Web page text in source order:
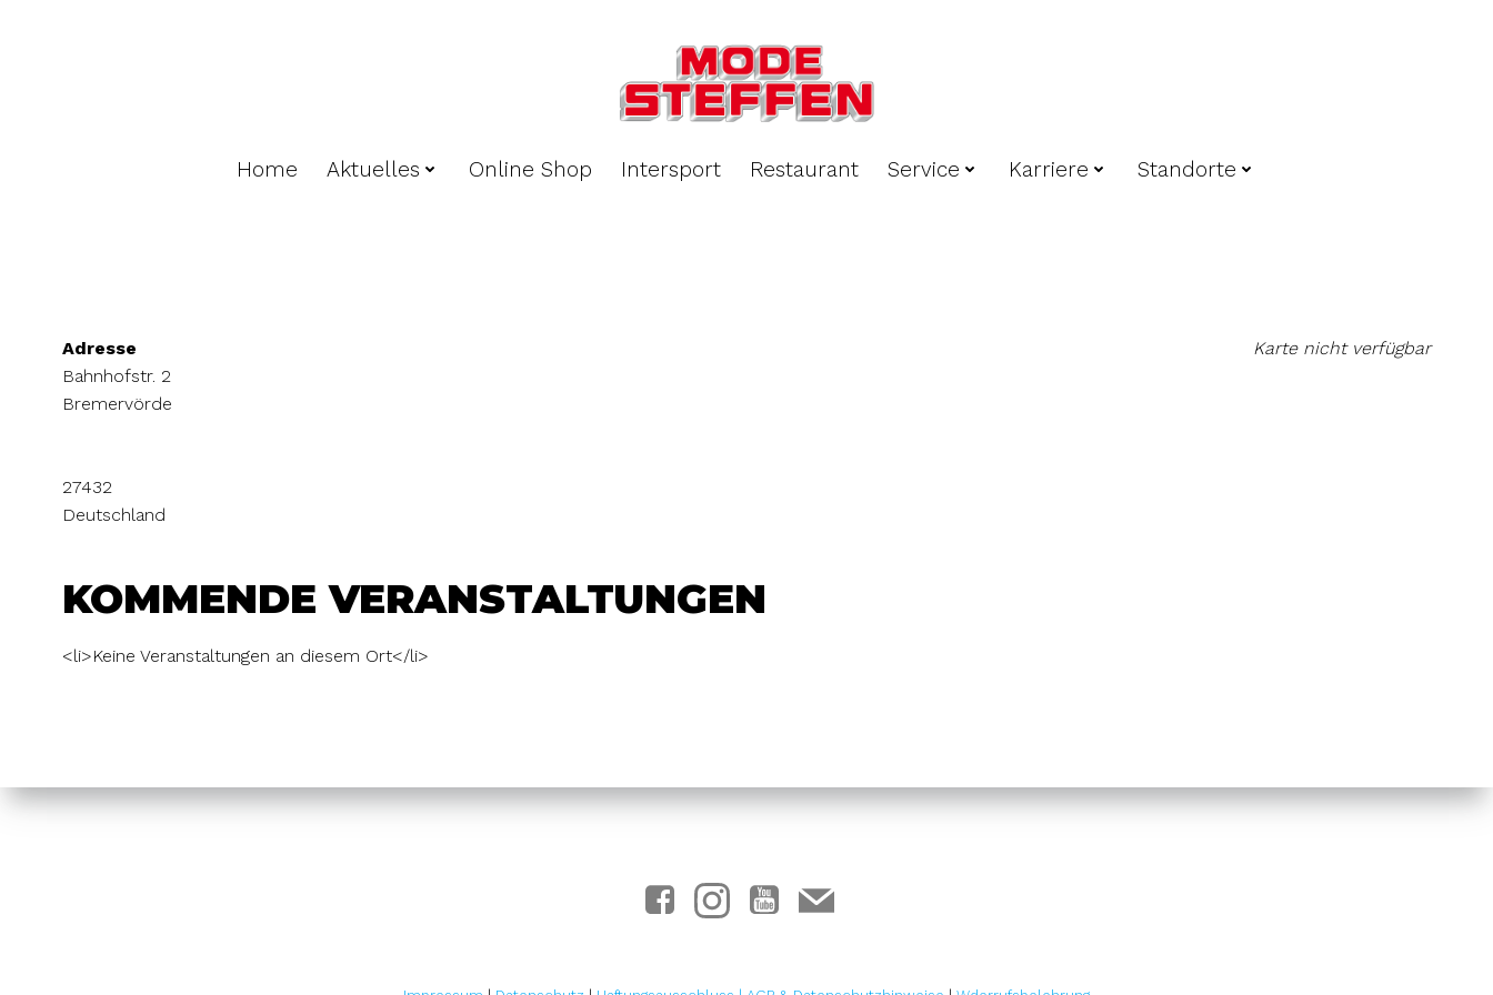
Home Aktuelles Online Shop Intersport Restaurant Service Karriere Standorte
Karte nicht verfügbar
Adresse
Bahnhofstr. 2
Bremervörde
27432
Deutschland
KOMMENDE VERANSTALTUNGEN
<li>Keine Veranstaltungen an diesem Ort</li>